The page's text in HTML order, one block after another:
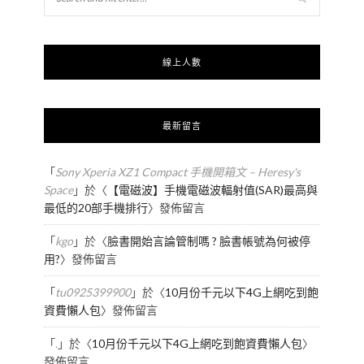
線上人數
最新留言
「Sony Xperia XZ1 Compact 手機開箱文 – Heresy's
Space」於〈 【電磁波】手機電磁波輻射值(SAR)最高與
最低的20部手機排行〉發佈留言
「kgo」於〈臉書開始言論管制嗎 ? 臉書帳號為何被停
用?〉發佈留言
「tu0925399900」於〈10月份千元以下4G上網吃到飽
資費懶人包〉發佈留言
「.」於〈10月份千元以下4G上網吃到飽資費懶人包〉
發佈留言